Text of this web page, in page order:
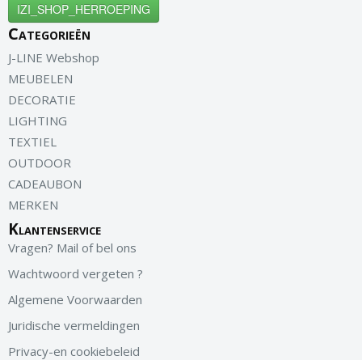
IZI_SHOP_HERROEPING
Categorieën
J-LINE Webshop
MEUBELEN
DECORATIE
LIGHTING
TEXTIEL
OUTDOOR
CADEAUBON
MERKEN
Klantenservice
Vragen? Mail of bel ons
Wachtwoord vergeten ?
Algemene Voorwaarden
Juridische vermeldingen
Privacy-en cookiebeleid